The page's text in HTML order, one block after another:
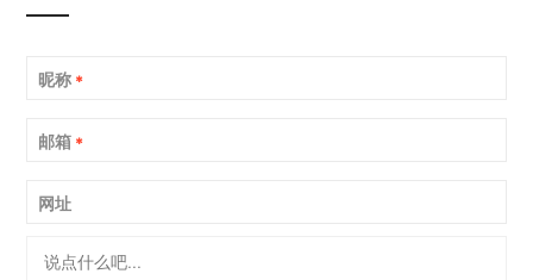
昵称 *
邮箱 *
网址